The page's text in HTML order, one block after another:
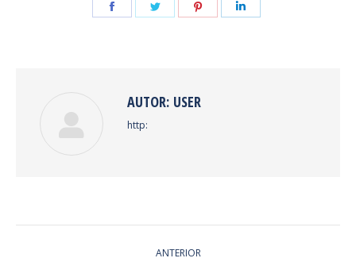
Share
Share
Share
AUTOR: USER
http:
ANTERIOR